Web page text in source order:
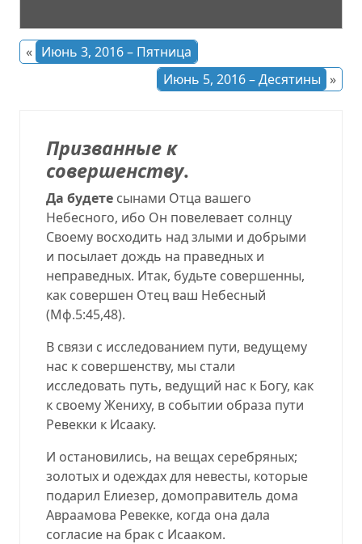
« Июнь 3, 2016 – Пятница
Июнь 5, 2016 – Десятины »
Призванные к
совершенству.
Да будете сынами Отца вашего
Небесного, ибо Он повелевает солнцу
Своему восходить над злыми и добрыми
и посылает дождь на праведных и
неправедных. Итак, будьте совершенны,
как совершен Отец ваш Небесный
(Мф.5:45,48).
В связи с исследованием пути, ведущему
нас к совершенству, мы стали
исследовать путь, ведущий нас к Богу, как
к своему Жениху, в событии образа пути
Ревекки к Исааку.
И остановились, на вещах серебряных;
золотых и одеждах для невесты, которые
подарил Елиезер, домоправитель дома
Авраамова Ревекке, когда она дала
согласие на брак с Исааком.